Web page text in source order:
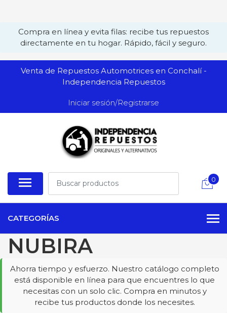
Compra en línea y evita filas: recibe tus repuestos
directamente en tu hogar. Rápido, fácil y seguro.
Venta de Repuestos Automotrices en Conchalí -
Independencia Repuestos
Iniciar sesión/Registrarse
0
CATEGORÍAS
NUBIRA
Ahorra tiempo y esfuerzo. Nuestro catálogo completo
está disponible en línea para que encuentres lo que
necesitas con un solo clic. Compra en minutos y
recibe tus productos donde los necesites.